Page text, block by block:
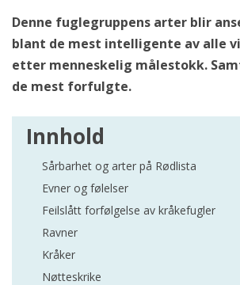
Denne fuglegruppens arter blir
blant de mest intelligente av alle
etter menneskelig målestokk.
de mest forfulgte.
Innhold
Sårbarhet og arter på Rødlista
Evner og følelser
Feilslått forfølgelse av kråkefugler
Ravner
Kråker
Nøtteskrike